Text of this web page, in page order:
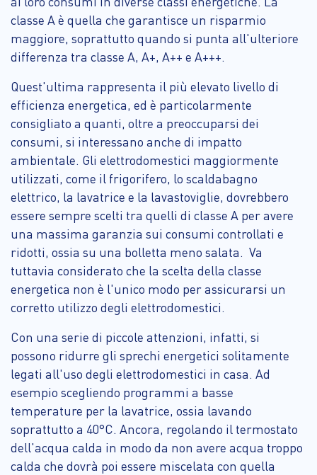
classe A è quella che garantisce un risparmio
maggiore, soprattutto quando si punta all'ulteriore
differenza tra classe A, A+, A++ e A+++.
Quest'ultima rappresenta il più elevato livello di
efficienza energetica, ed è particolarmente
consigliato a quanti, oltre a preoccuparsi dei
consumi, si interessano anche di impatto
ambientale. Gli elettrodomestici maggiormente
utilizzati, come il frigorifero, lo scaldabagno
elettrico, la lavatrice e la lavastoviglie, dovrebbero
essere sempre scelti tra quelli di classe A per avere
una massima garanzia sui consumi controllati e
ridotti, ossia su una bolletta meno salata. Va
tuttavia considerato che la scelta della classe
energetica non è l'unico modo per assicurarsi un
corretto utilizzo degli elettrodomestici.
Con una serie di piccole attenzioni, infatti, si
possono ridurre gli sprechi energetici solitamente
legati all'uso degli elettrodomestici in casa. Ad
esempio scegliendo programmi a basse
temperature per la lavatrice, ossia lavando
soprattutto a 40°C. Ancora, regolando il termostato
dell'acqua calda in modo da non avere acqua troppo
calda che dovrà poi essere miscelata con quella